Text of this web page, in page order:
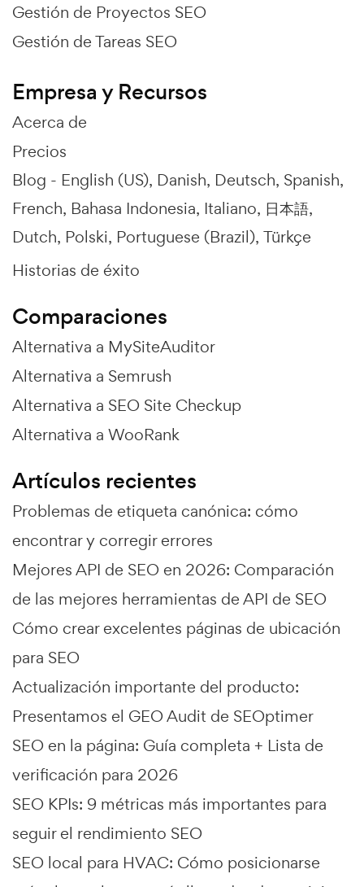
Gestión de Proyectos SEO
Gestión de Tareas SEO
Empresa y Recursos
Acerca de
Precios
Blog - English (US) Danish Deutsch Spanish
French Bahasa Indonesia Italiano 日本語
Dutch Polski Portuguese (Brazil) Türkçe
Historias de éxito
Comparaciones
Alternativa a MySiteAuditor
Alternativa a Semrush
Alternativa a SEO Site Checkup
Alternativa a WooRank
Artículos recientes
Problemas de etiqueta canónica: cómo
encontrar y corregir errores
Mejores API de SEO en 2026: Comparación
de las mejores herramientas de API de SEO
Cómo crear excelentes páginas de ubicación
para SEO
Actualización importante del producto:
Presentamos el GEO Audit de SEOptimer
SEO en la página: Guía completa + Lista de
verificación para 2026
SEO KPIs: 9 métricas más importantes para
seguir el rendimiento SEO
SEO local para HVAC: Cómo posicionarse